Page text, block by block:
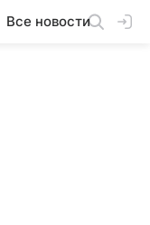
Все новости